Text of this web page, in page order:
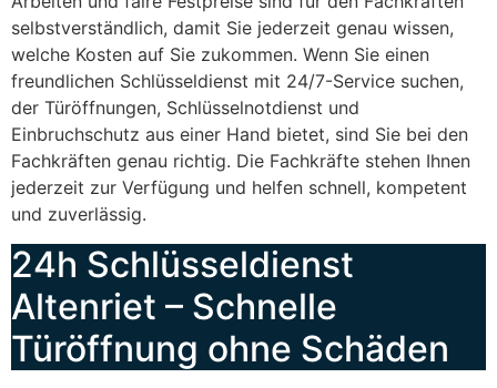
selbstverständlich, damit Sie jederzeit genau wissen,
welche Kosten auf Sie zukommen. Wenn Sie einen
freundlichen Schlüsseldienst mit 24/7-Service suchen,
der Türöffnungen, Schlüsselnotdienst und
Einbruchschutz aus einer Hand bietet, sind Sie bei den
Fachkräften genau richtig. Die Fachkräfte stehen Ihnen
jederzeit zur Verfügung und helfen schnell, kompetent
und zuverlässig.
24h Schlüsseldienst
Altenriet – Schnelle
Türöffnung ohne Schäden